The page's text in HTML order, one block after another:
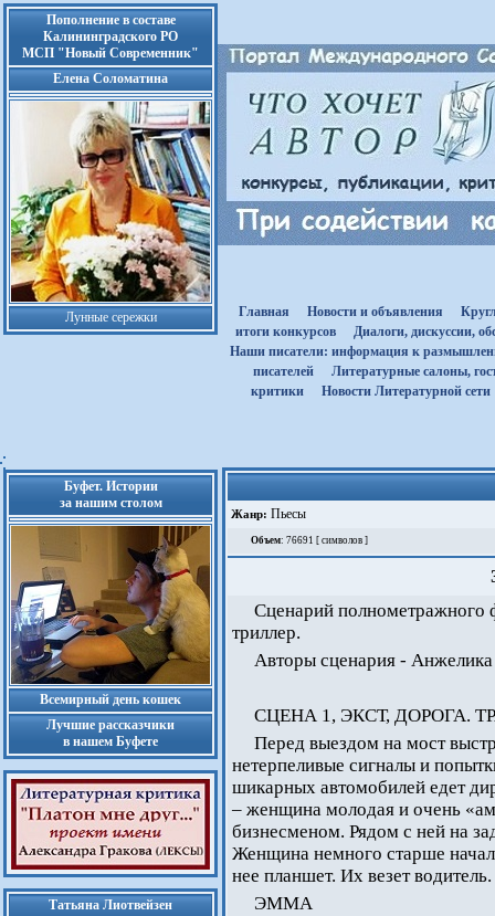
Пополнение в составе
Калининградского РО
МСП "Новый Современник"
Елена Соломатина
Лунные сережки Главная Новости и объявления
итоги конкурсов
Диалоги, дискуссии,
Наши писатели: информация к
писателей
Литературные салоны,
критики
Новости Литературной сети
Буфет. Истории
за нашим столом
Всемирный день кошек
Лучшие рассказчики
в нашем Буфете
Татьяна Лиотвейзен
Жанр: Пьесы
Объем: 76691 [ символов ]
Сценарий полнометражного
триллер.
Авторы сценария -
СЦЕНА 1, ЭКСТ, ДОРОГА.
Перед выездом на мост
нетерпеливые сигналы и
шикарных автомобилей едет
– женщина молодая и очень
бизнесменом. Рядом с ней на
Женщина немного старше
нее планшет. Их везет водитель.
ЭММА